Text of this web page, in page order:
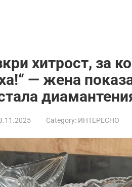
хитрост, за
— жена
Category: ИНТЕРЕСНО